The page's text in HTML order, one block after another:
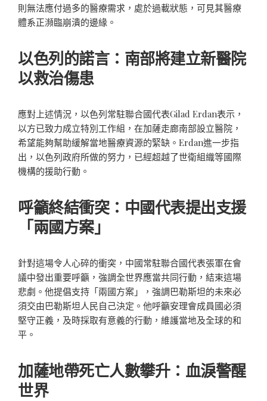
則無法應付過多的醫療需求，處於過載狀態，可見其醫療
體系正瀕臨崩潰的邊緣。
以色列的諾言：南部將建立新醫院
以救治傷患
應對上述情況，以色列常駐聯合國代表Gilad Erdan表示，
以方已致力成立特別工作組，在加薩走廊南部設立醫院，
希望能夠幫助緩解當地醫療資源的緊缺。Erdan進一步指
出，以色列政府所做的努力，已經超越了世衛組織等國際
機構的援助行動。
呼籲終結衝突：中國代表提出支援
「兩國方案」
針對這場令人心碎的衝突，中國常駐聯合國代表張軍在會
議中發出重要呼籲，強調全世界應當共同行動，結束這場
悲劇。他提倡支持「兩國方案」，強調巴勒斯坦的未來必
須交由巴勒斯坦人民自己決定。他呼籲安理會成員國必須
堅守正義，及時採取有意義的行動，維護當地及全球的和
平。
加薩地帶死亡人數攀升：血淚警醒
世界